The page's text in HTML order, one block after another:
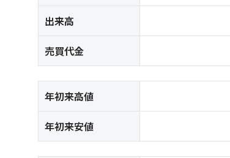
出来高
売買代金
年初来高値
年初来安値